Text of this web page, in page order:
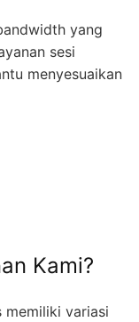
yang
sesi
menyesuaikan
Kami?
memiliki variasi